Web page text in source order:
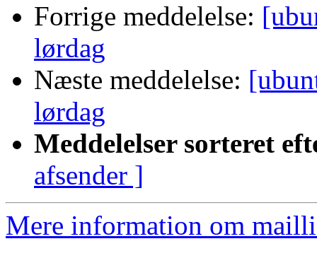
Forrige meddelelse:
lørdag
Næste meddelelse:
lørdag
Meddelelser sorteret
afsender ]
Mere information om